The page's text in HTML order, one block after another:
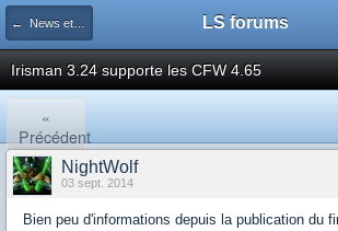
← News et actualités postées sur LS LS forums
Irisman 3.24 supporte les CFW 4.65
«
Précédent
NightWolf
03 sept. 2014
Bien peu d'informations depuis la publication du